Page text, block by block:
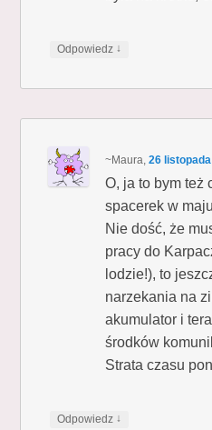
Odpowiedz ↓
~Maura,26
O, ja to bym też
spacerek w
Nie dość, że
pracy do
lodzie!), to
narzekania na
akumulator i
środków
Strata czasu
Odpowiedz ↓